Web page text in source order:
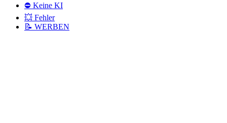
⛔ Keine KI
💥 Fehler
📝 WERBEN